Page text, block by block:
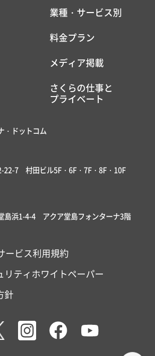
業種・サービス別
料金プラン
メディア掲載
さくらの仕事と
プライベート
・ドットコム
22-7 村田ビル5F・6F・7F・8F・10F
島浜1-4-4 アクア堂島フォンターナ3階
ービス利用規約
リティホワイトペーパー
針